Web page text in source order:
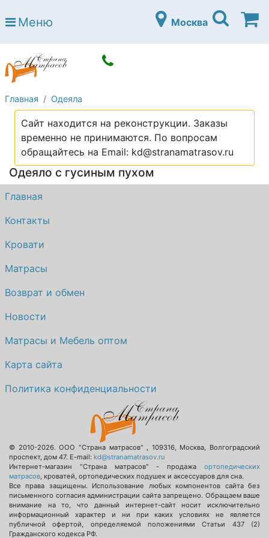
Страна матрасов
Open submenu (Матрасы)
Open submenu (Кровати)
Кровати
Open submenu (Аксессуары)
Open submenu (Диваны)
Диваны
Open submenu (Постельное белье)
Постельное белье
Open submenu (Мебель)
Мебель
Open submenu (Основания)
Основания
Open submenu (Детские матрасы)
Open submenu (Детские кровати)
Open submenu (Шкафы)
Меню Москва
Главная Одеяла
Сайт находится на реконструкции. Заказы
временно не принимаются. По вопросам
обращайтесь на Email: kd@stranamatrasov.ru
Одеяло с гусиным пухом
Главная
Контакты
Кровати
Матрасы
Возврат и обмен
Новости
Матрасы и Мебель оптом
Карта сайта
Политика конфиденциальности
© 2010-2026.ООО "Страна матрасов" , 109316, Москва, Волгоградский
проспект, дом 47. E-mail: kd@stranamatrasov.ru
Интернет-магазин "Страна матрасов" - продажа ортопедических
матрасов, кроватей, ортопедических подушек и аксессуаров для сна.
Все права защищены. Использование любых компонентов сайта без
письменного согласия администрации сайта запрещено. Обращаем ваше
внимание на то, что данный интернет-сайт носит исключительно
информационный характер и ни при каких условиях не является
публичной офертой, определяемой положениями Статьи 437 (2)
Гражданского кодекса РФ.